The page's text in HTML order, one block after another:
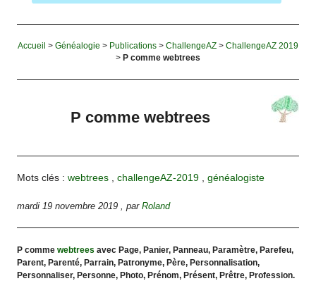
Accueil > Généalogie > Publications > ChallengeAZ > ChallengeAZ 2019
> P comme webtrees
P comme webtrees
Mots clés :webtrees ,challengeAZ-2019 ,généalogiste
mardi 19 novembre 2019 ,parRoland
P commewebtrees avec Page, Panier, Panneau, Paramètre, Parefeu,
Parent, Parenté, Parrain, Patronyme, Père, Personnalisation,
Personnaliser, Personne, Photo, Prénom, Présent, Prêtre, Profession.